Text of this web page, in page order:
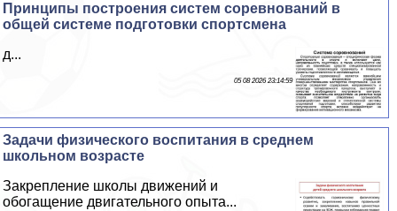
Принципы построения систем соревнований в
общей системе подготовки спортсмена
д...
05 08 2026 23:14:59
Задачи физического воспитания в среднем
школьном возрасте
Закрепление школы движений и
обогащение двигательного опыта...